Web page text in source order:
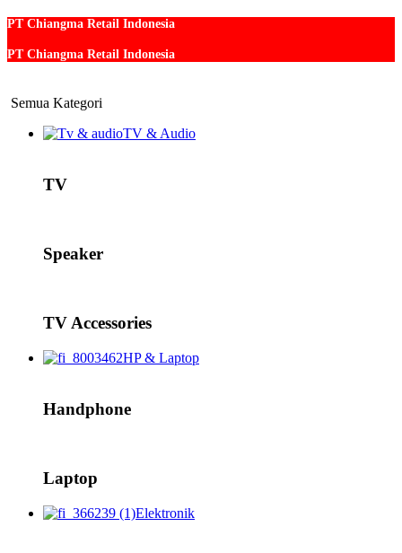
PT Chiangma Retail Indonesia
PT Chiangma Retail Indonesia
Semua Kategori
TV & Audio
TV
Speaker
TV Accessories
HP & Laptop
Handphone
Laptop
Elektronik